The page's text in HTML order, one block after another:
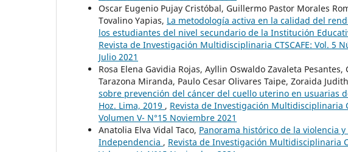
Oscar Eugenio Pujay Cristóbal, Guillermo Pastor Morales
Tovalino Yapias, La metodología activa en la calidad del
los estudiantes del nivel secundario de la Institución
Revista de Investigación Multidisciplinaria CTSCAFE: Vol. 5
Julio 2021
Rosa Elena Gavidia Rojas, Ayllin Oswaldo Zavaleta
Tarazona Miranda, Paulo Cesar Olivares Taipe, Zoraida
sobre prevención del cáncer del cuello uterino en usuarias
Hoz. Lima, 2019 , Revista de Investigación Multidisciplinaria
Volumen V- N°15 Noviembre 2021
Anatolia Elva Vidal Taco, Panorama histórico de la violencia
Independencia , Revista de Investigación Multidisciplinaria